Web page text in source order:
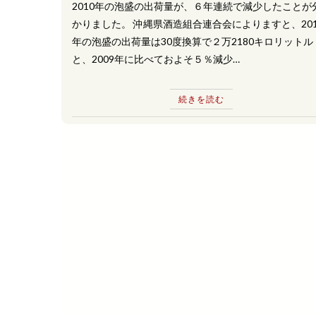
2010年の泡盛の出荷量が、６年連続で減少したことが
かりました。 沖縄県酒造組合連合会によりますと、
年の泡盛の出荷量は30度換算で２万2180キロリットル
と、2009年に比べておよそ５％減少…
続きを読む